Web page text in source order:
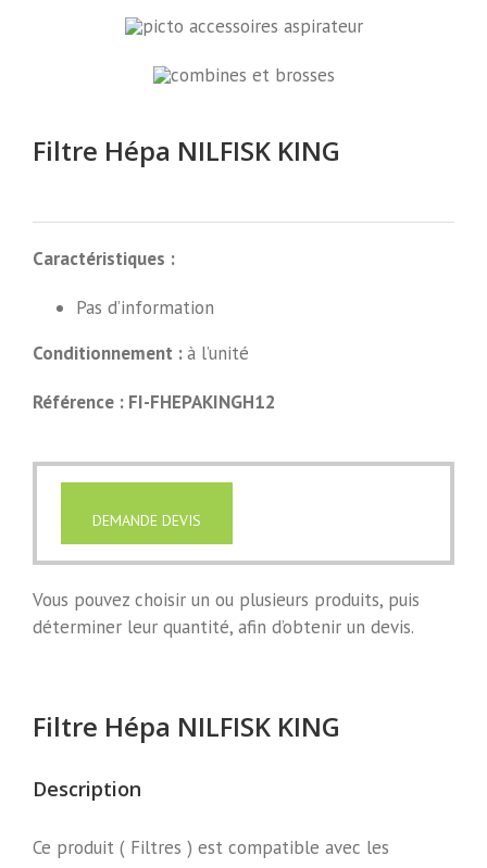
Filtre Hépa NILFISK KING
Caractéristiques :
Pas d’information
Conditionnement :à l’unité
Référence : FI-FHEPAKINGH12
DEMANDE DEVIS
Vous pouvez choisir un ou plusieurs produits, puis
déterminer leur quantité, afin d’obtenir un devis.
Filtre Hépa NILFISK KING
Description
Ce produit ( Filtres ) est compatible avec les